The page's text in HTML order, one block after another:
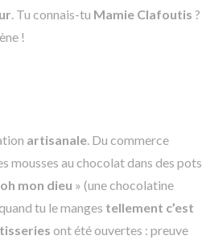
. Tu connais-tu Mamie Clafoutis ?
!
artisanale. Du commerce
mousses au chocolat dans des pots
oh mon dieu » (une chocolatine
tu le manges tellement c’est
ont été ouvertes : preuve